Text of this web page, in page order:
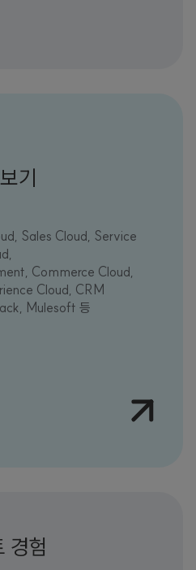
기
Sales Cloud, Service
Commerce Cloud,
Cloud, CRM
Mulesoft 등
경험